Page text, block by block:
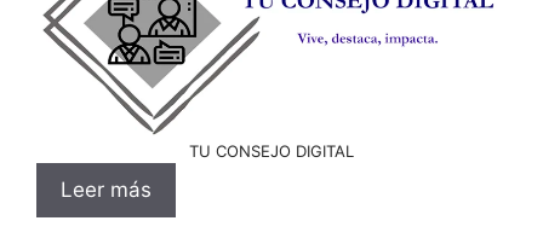
TU CONSEJO DIGITAL
Leer más